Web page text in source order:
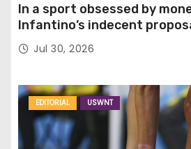
In a sport obsessed by
Infantino’s indecent
surprise?
Jul 30, 2026
EDITORIAL USWNT